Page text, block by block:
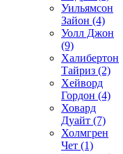
Уильямсон
Зайон (4)
Уолл Джон
(9)
Халибертон
Тайриз (2)
Хейворд
Гордон (4)
Ховард
Дуайт (7)
Холмгрен
Чет (1)